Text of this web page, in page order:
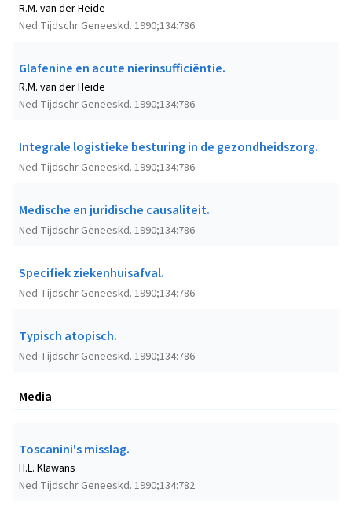
Ned Tijdschr Geneeskd. 1990;134:786
R.M. van der Heide
Glafenine en acute nierinsufficiëntie.
Ned Tijdschr Geneeskd. 1990;134:786
R.M. van der Heide
Integrale logistieke besturing in de gezondheidszorg.
Ned Tijdschr Geneeskd. 1990;134:786
Medische en juridische causaliteit.
Ned Tijdschr Geneeskd. 1990;134:786
Specifiek ziekenhuisafval.
Ned Tijdschr Geneeskd. 1990;134:786
Typisch atopisch.
Ned Tijdschr Geneeskd. 1990;134:786
Media
Toscanini's misslag.
Ned Tijdschr Geneeskd. 1990;134:782
H.L. Klawans